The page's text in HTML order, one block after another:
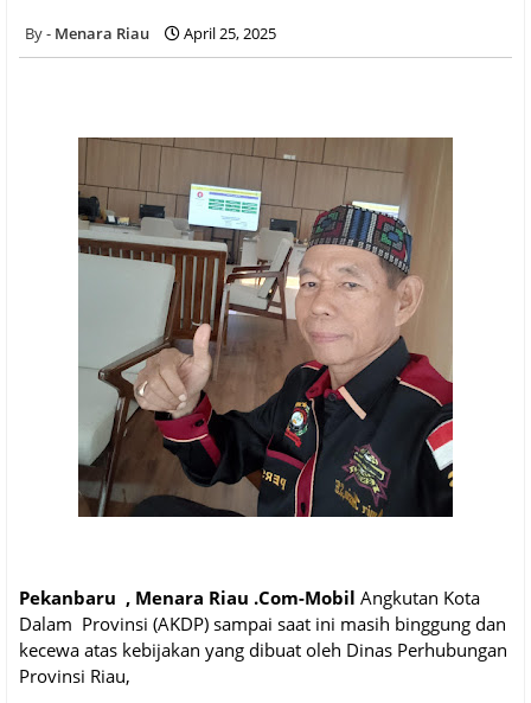
Menara Riau April 25, 2025
Pekanbaru , Menara Riau .Com-Mobil Angkutan Kota
Dalam Provinsi (AKDP) sampai saat ini masih binggung dan
kecewa atas kebijakan yang dibuat oleh Dinas Perhubungan
Provinsi Riau,